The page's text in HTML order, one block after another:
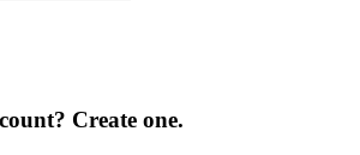
Create one.